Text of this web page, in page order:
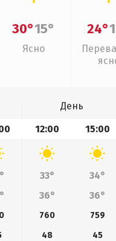
30°15°
Ясно
24°
День
12:00 15:00
33° 34°
36° 36°
760 759
48 45